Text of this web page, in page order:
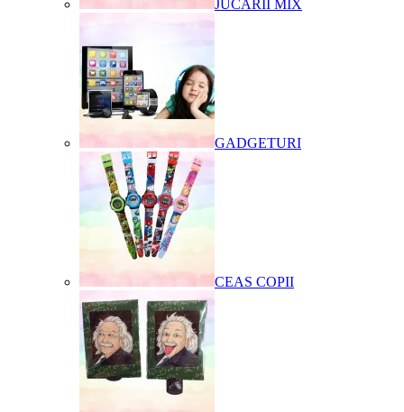
JUCARII MIX
GADGETURI
CEAS COPII